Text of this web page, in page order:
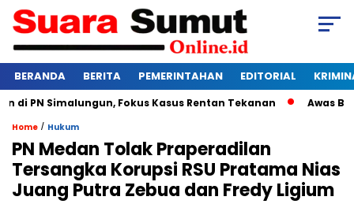
BERANDA BERITA PEMERINTAHAN EDITORIAL
Simalungun, Fokus Kasus Rentan Tekanan Awas
Home / Hukum
PN Medan Tolak Praperadilan
Tersangka Korupsi RSU Pratama Nias
Juang Putra Zebua dan Fredy Ligium